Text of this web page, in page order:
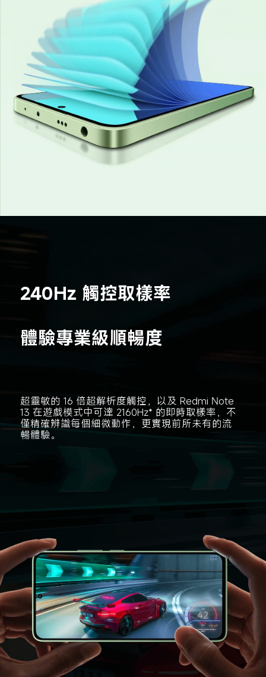
240Hz 觸控取樣率
體驗專業級順暢度
超靈敏的 16 倍超解析度觸控，以及 Redmi Note
13 在遊戲模式中可達 2160Hz* 的即時取樣率，不
僅精確辨識每個細微動作，更實現前所未有的流
暢體驗。